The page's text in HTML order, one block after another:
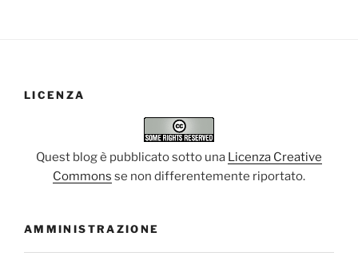
LICENZA
Quest blog è pubblicato sotto una Licenza Creative
Commons se non differentemente riportato.
AMMINISTRAZIONE